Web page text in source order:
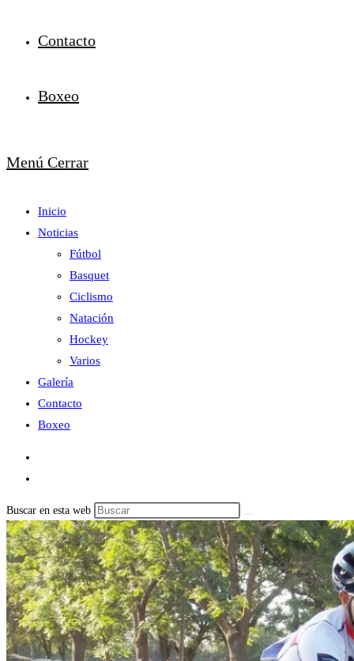
Contacto
Boxeo
Menú Cerrar
Inicio
Noticias
Fútbol
Basquet
Ciclismo
Natación
Hockey
Varios
Galería
Contacto
Boxeo
Buscar en esta web